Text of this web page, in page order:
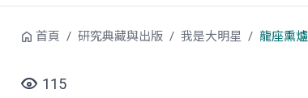
首頁 研究典藏與出版 我是大明星 龍座熏爐
115